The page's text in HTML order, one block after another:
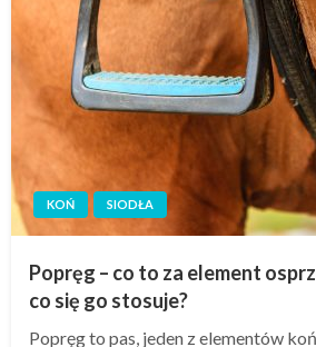
KOŃ SIODŁA
Popręg – co to za element
co się go stosuje?
Popręg to pas, jeden z elementów